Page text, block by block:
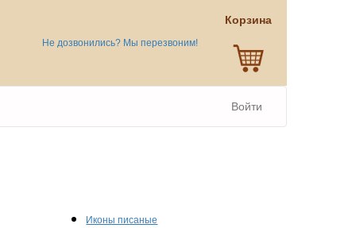
Не дозвонились? Мы перезвоним!
Корзина
Войти
Иконы писаные